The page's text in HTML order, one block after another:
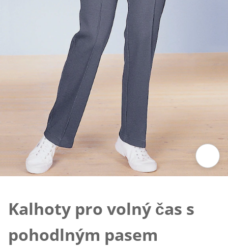
Kalhoty pro volný čas s
pohodlným pasem